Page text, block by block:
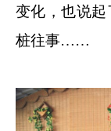
变化，也说
桩往事……